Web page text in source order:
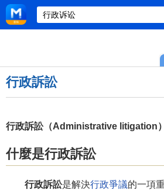
行政訴訟
行政訴訟（Administrative litigation）
什麼是行政訴訟
行政訴訟是解決行政爭議的一項